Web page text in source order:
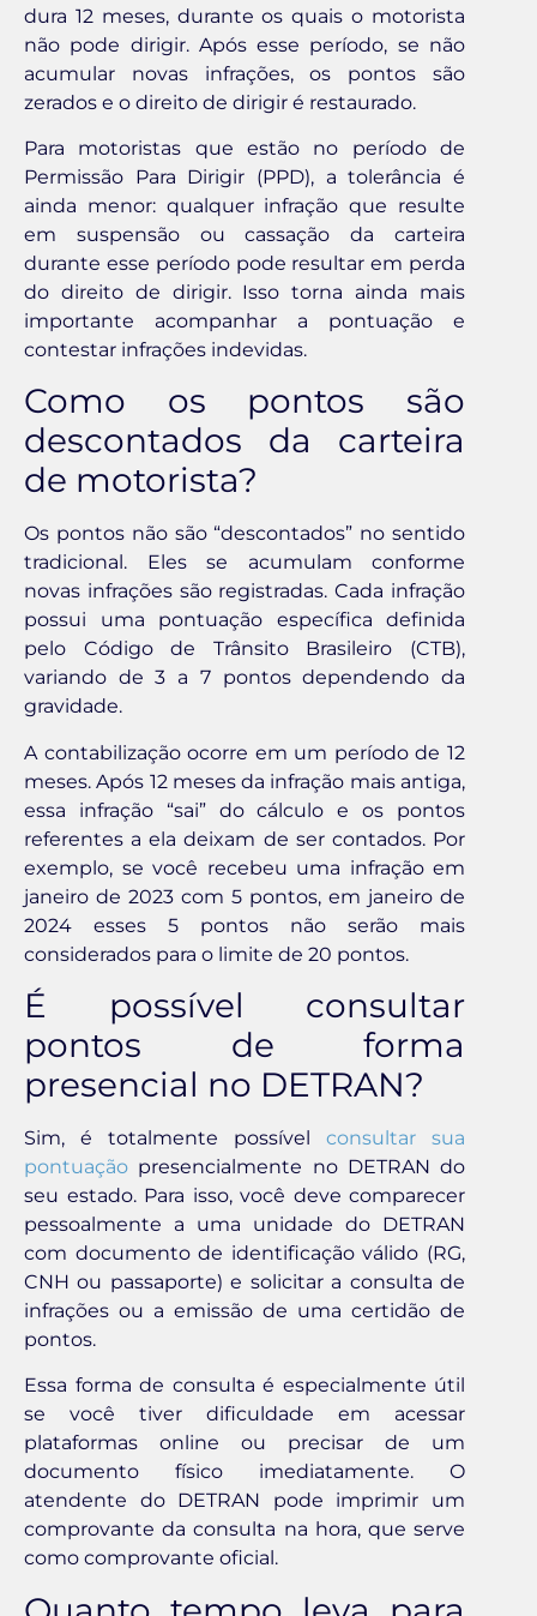
dura 12 meses, durante os quais o motorista
não pode dirigir. Após esse período, se não
acumular novas infrações, os pontos são
zerados e o direito de dirigir é restaurado.
Para motoristas que estão no período de
Permissão Para Dirigir (PPD), a tolerância é
ainda menor: qualquer infração que resulte
em suspensão ou cassação da carteira
durante esse período pode resultar em perda
do direito de dirigir. Isso torna ainda mais
importante acompanhar a pontuação e
contestar infrações indevidas.
Como os pontos são
descontados da carteira
de motorista?
Os pontos não são “descontados” no sentido
tradicional. Eles se acumulam conforme
novas infrações são registradas. Cada infração
possui uma pontuação específica definida
pelo Código de Trânsito Brasileiro (CTB),
variando de 3 a 7 pontos dependendo da
gravidade.
A contabilização ocorre em um período de 12
meses. Após 12 meses da infração mais antiga,
essa infração “sai” do cálculo e os pontos
referentes a ela deixam de ser contados. Por
exemplo, se você recebeu uma infração em
janeiro de 2023 com 5 pontos, em janeiro de
2024 esses 5 pontos não serão mais
considerados para o limite de 20 pontos.
É possível consultar
pontos de forma
presencial no DETRAN?
Sim, é totalmente possível consultar sua
pontuação presencialmente no DETRAN do
seu estado. Para isso, você deve comparecer
pessoalmente a uma unidade do DETRAN
com documento de identificação válido (RG,
CNH ou passaporte) e solicitar a consulta de
infrações ou a emissão de uma certidão de
pontos.
Essa forma de consulta é especialmente útil
se você tiver dificuldade em acessar
plataformas online ou precisar de um
documento físico imediatamente. O
atendente do DETRAN pode imprimir um
comprovante da consulta na hora, que serve
como comprovante oficial.